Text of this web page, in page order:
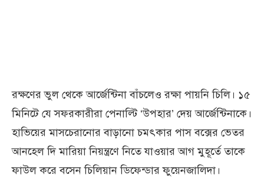
রক্ষণের ভুল থেকে আর্জেন্টিনা বাঁচলেও রক্ষা পায়নি চিলি। ১৫
মিনিটে যে সফরকারীরা পেনাল্টি ‘উপহার’ দেয় আর্জেন্টিনাকে।
হাভিয়ের মাসচেরানোর বাড়ানো চমৎকার পাস বক্সের ভেতর
আনহেল দি মারিয়া নিয়ন্ত্রণে নিতে যাওয়ার আগ মুহূর্তে তাকে
ফাউল করে বসেন চিলিয়ান ডিফেন্ডার ফুয়েনজালিদা।